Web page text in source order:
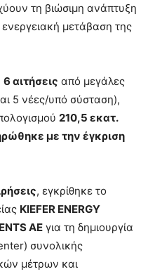
τη βιώσιμη ανάπτυξη
μετάβαση της
6 αιτήσεις από μεγάλες
5 νέες/υπό σύσταση),
210,5 εκατ.
με την έγκριση
, εγκρίθηκε το
KIEFER ENERGY
AE για τη δημιουργία
συνολικής
μέτρων και